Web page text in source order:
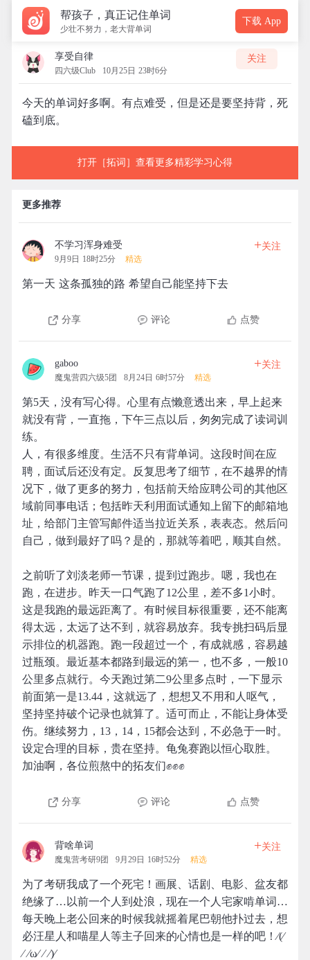
帮孩子，真正记住单词
少壮不努力，老大背单词
下载 App
享受自律
四六级Club 10月25日 23时6分
关注
今天的单词好多啊。有点难受，但是还是要坚持背，死
磕到底。
打开［拓词］查看更多精彩学习心得
更多推荐
不学习浑身难受
9月9日 18时25分 精选
+关注
第一天 这条孤独的路 希望自己能坚持下去
分享 评论 点赞
gaboo
魔鬼营四六级5团 8月24日 6时57分 精选
+关注
第5天，没有写心得。心里有点懒意透出来，早上起来
就没有背，一直拖，下午三点以后，匆匆完成了读词训
练。
人，有很多维度。生活不只有背单词。这段时间在应
聘，面试后还没有定。反复思考了细节，在不越界的情
况下，做了更多的努力，包括前天给应聘公司的其他区
域前同事电话；包括昨天利用面试通知上留下的邮箱地
址，给部门主管写邮件适当拉近关系，表表态。然后问
自己，做到最好了吗？是的，那就等着吧，顺其自然。
之前听了刘淡老师一节课，提到过跑步。嗯，我也在
跑，在进步。昨天一口气跑了12公里，差不多1小时。
这是我跑的最远距离了。有时候目标很重要，还不能离
得太远，太远了达不到，就容易放弃。我专挑扫码后显
示排位的机器跑。跑一段超过一个，有成就感，容易越
过瓶颈。最近基本都路到最远的第一，也不多，一般10
公里多点就行。今天跑过第二9公里多点时，一下显示
前面第一是13.44，这就远了，想想又不用和人呕气，
坚持坚持破个记录也就算了。适可而止，不能让身体受
伤。继续努力，13，14，15都会达到，不必急于一时。
设定合理的目标，贵在坚持。龟兔赛跑以恒心取胜。
加油啊，各位煎熬中的拓友们✊✊✊
分享 评论 点赞
背啥单词
魔鬼营考研9团 9月29日 16时52分 精选
+关注
为了考研我成了一个死宅！画展、话剧、电影、盆友都
绝缘了…以前一个人到处浪，现在一个人宅家啃单词…
每天晚上老公回来的时候我就摇着尾巴朝他扑过去，想
必汪星人和喵星人等主子回来的心情也是一样的吧！⁄(⁄
⁄ ⁄ω⁄ ⁄ ⁄)⁄